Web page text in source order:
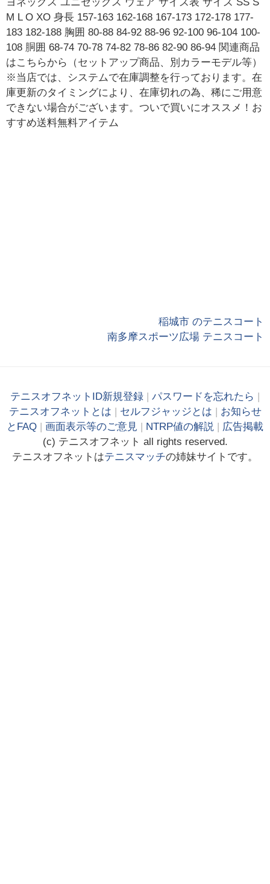
M L O XO 身長 157-163 162-168 167-173 172-178 177-
183 182-188 胸囲 80-88 84-92 88-96 92-100 96-104 100-
108 胴囲 68-74 70-78 74-82 78-86 82-90 86-94 関連商品
はこちらから（セットアップ商品、別カラーモデル等）
※当店では、システムで在庫調整を行っております。在
庫更新のタイミングにより、在庫切れの為、稀にご用意
できない場合がございます。ついで買いにオススメ！お
すすめ送料無料アイテム
稲城市 のテニスコート
南多摩スポーツ広場 テニスコート
テニスオフネットID新規登録 | パスワードを忘れたら |
テニスオフネットとは | セルフジャッジとは | お知らせ
とFAQ | 画面表示等のご意見 | NTRP値の解説 | 広告掲載
(c) テニス オフネット all rights reserved.
テニスオフネットはテニスマッチの姉妹サイトです。